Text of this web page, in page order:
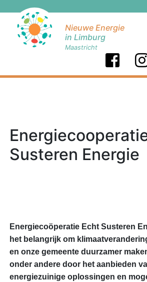
Nieuwe Energie
in Limburg
Maastricht
Susteren Energie
Energiecoöperatie Echt Susteren
het belangrijk om
en onze gemeente duurzamer
onder andere door het aanbieden
energiezuinige oplossingen en